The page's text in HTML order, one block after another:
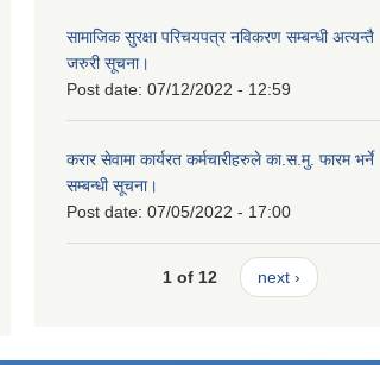
सामाजिक सुरक्षा परिचयपत्र नविकरण सम्बन्धी अत्यन्तै
जरुरी सूचना।
Post date: 07/12/2022 - 12:59
करार सेवामा कार्यरत कर्मचारीहरुले का.स.मु. फारम भर्ने
सम्बन्धी सूचना।
Post date: 07/05/2022 - 17:00
1 of 12 next ›